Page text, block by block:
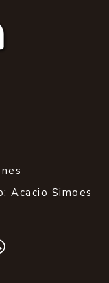
Acacio Simoes